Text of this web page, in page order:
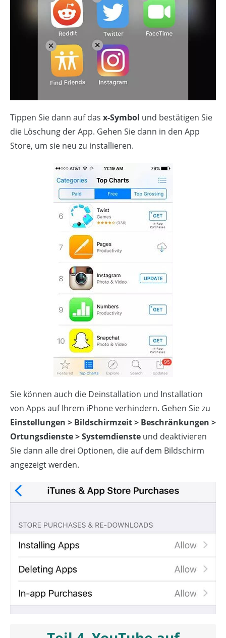
Tippen Sie dann auf das x-Symbol und bestätigen Sie
die Löschung der App. Gehen Sie dann in den App
Store, um sie neu zu installieren.
Sie können auch die Deinstallation und Installation
von Apps auf Ihrem iPhone verhindern. Gehen Sie zu
Einstellungen > Bildschirmzeit > Beschränkungen >
Ortungsdienste > Systemdienste und deaktivieren
Sie dann alle drei Optionen, die auf dem Bildschirm
angezeigt werden.